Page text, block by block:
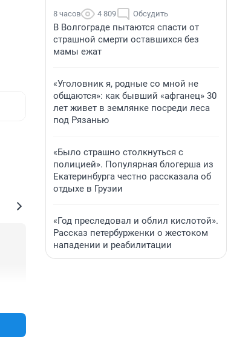
8 часов 4 809 Обсудить
В Волгограде пытаются спасти от
страшной смерти оставшихся без
мамы ежат
«Уголовник я, родные со мной не
общаются»: как бывший «афганец» 30
лет живет в землянке посреди леса
под Рязанью
«Было страшно столкнуться с
полицией». Популярная блогерша из
Екатеринбурга честно рассказала об
отдыхе в Грузии
«Год преследовал и облил кислотой».
Рассказ петербурженки о жестоком
нападении и реабилитации